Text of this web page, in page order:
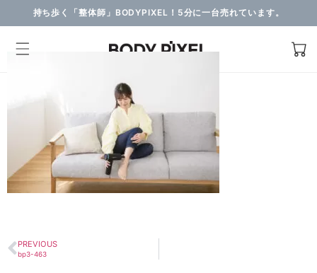
持ち歩く「整体師」BODYPIXEL！5分に一台売れています。
PREVIOUS
bp3-463